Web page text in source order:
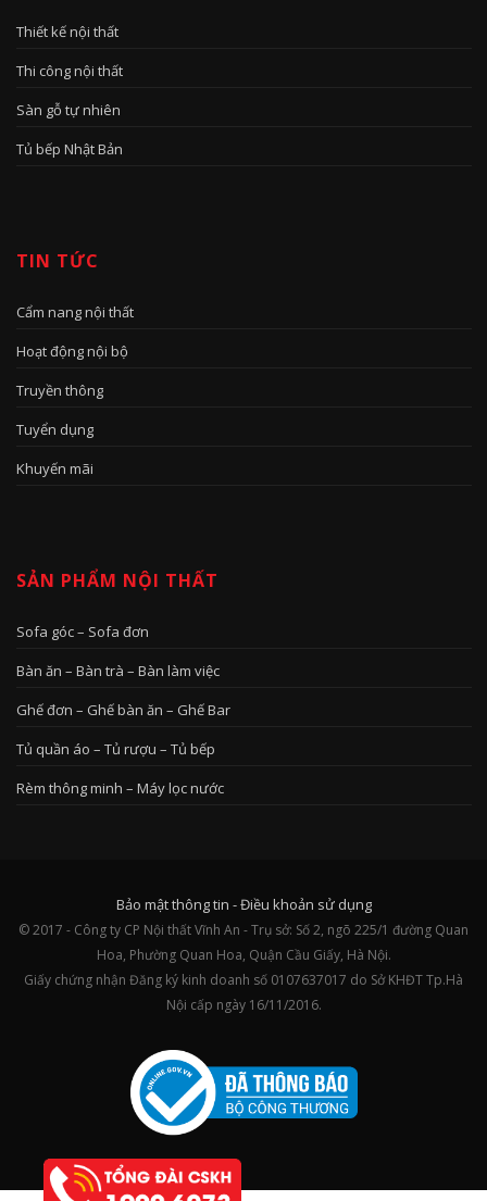
Thiết kế nội thất
Thi công nội thất
Sàn gỗ tự nhiên
Tủ bếp Nhật Bản
TIN TỨC
Cẩm nang nội thất
Hoạt động nội bộ
Truyền thông
Tuyển dụng
Khuyến mãi
SẢN PHẨM NỘI THẤT
Sofa góc – Sofa đơn
Bàn ăn – Bàn trà – Bàn làm việc
Ghế đơn – Ghế bàn ăn – Ghế Bar
Tủ quần áo – Tủ rượu – Tủ bếp
Rèm thông minh – Máy lọc nước
Bảo mật thông tin -Điều khoản sử dụng
© 2017 - Công ty CP Nội thất Vĩnh An - Trụ sở: Số 2, ngõ 225/1 đường Quan
Hoa, Phường Quan Hoa, Quận Cầu Giấy, Hà Nội.
Giấy chứng nhận Đăng ký kinh doanh số 0107637017 do Sở KHĐT Tp.Hà
Nội cấp ngày 16/11/2016.